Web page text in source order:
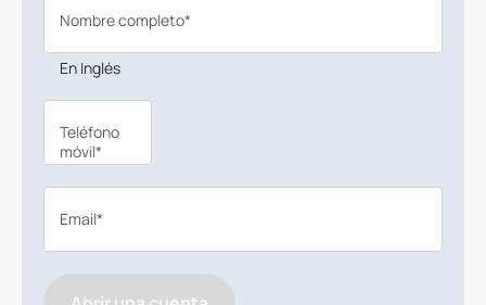
Nombre completo*
En Inglés
Teléfono
móvil*
Email*